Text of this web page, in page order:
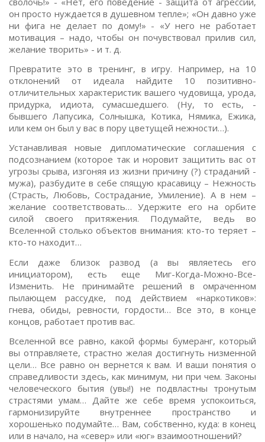
он просто нуждается в душевном тепле»; «Он давно уже
ни фига не делает по дому!» - «У него не работает
мотивация – надо, чтобы он почувствовал прилив сил,
желание творить» - и т. д.
Превратите это в тренинг, в игру. Например, на 10
отклонений от идеала найдите 10 позитивно-
отличительных характеристик вашего чудовища, урода,
придурка, идиота, сумасшедшего. (Ну, то есть, -
бывшего Лапусика, Солнышка, Котика, Нямика, Ежика,
или кем он был у вас в пору цветущей нежности…).
Устанавливая новые дипломатические соглашения с
подсознанием (которое так и норовит защитить вас от
угрозы срыва, изгоняя из жизни причину (?) страданий -
мужа), разбудите в себе спящую красавицу – Нежность
(Страсть, Любовь, Сострадание, Умиление). А в нем –
желание соответствовать… Удержите его на орбите
силой своего притяжения. Подумайте, ведь во
Вселенной столько объектов внимания: кто-то теряет –
кто-то находит…
Если даже близок развод (а вы являетесь его
инициатором), есть еще Миг-Когда-Можно-Все-
Изменить. Не принимайте решений в омраченном
пылающем рассудке, под действием «наркотиков»:
гнева, обиды, ревности, гордости… Все это, в конце
концов, работает против вас.
Вселенной все равно, какой формы бумеранг, который
вы отправляете, страстно желая достигнуть низменной
цели… Все равно он вернется к вам. И ваши понятия о
справедливости здесь, как минимум, ни при чем. Законы
человеческого бытия (увы!) не подвластны тронутым
страстями умам… Дайте же себе время успокоиться,
гармонизируйте внутреннее пространство и
хорошенько подумайте… Вам, собственно, куда: в конец
или в начало, на «север» или «юг» взаимоотношений?